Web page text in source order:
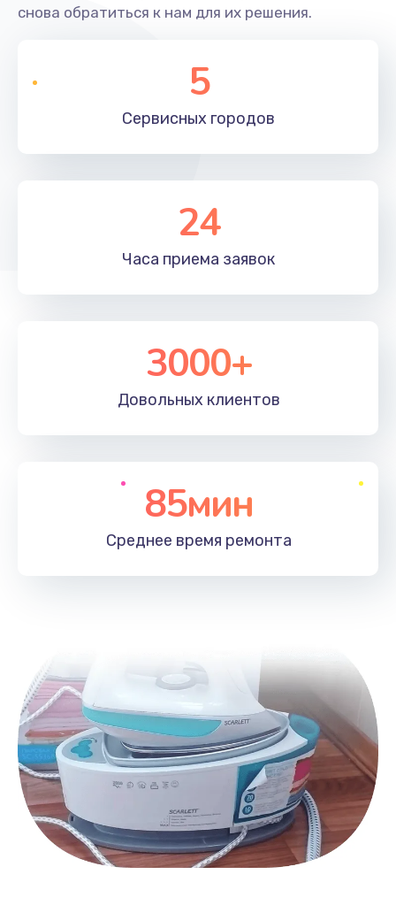
снова обратиться к нам для их решения.
5
Сервисных городов
24
Часа приема заявок
3000+
Довольных клиентов
85мин
Среднее время ремонта